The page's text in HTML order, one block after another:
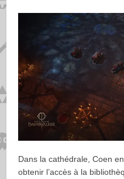
Dans la cathédrale, Coen
obtenir l’accès à la